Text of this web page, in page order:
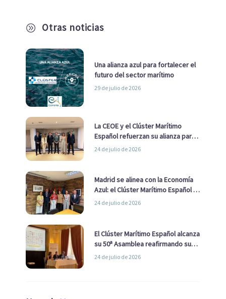
A Otras noticias
Una alianza azul para fortalecer el
futuro del sector marítimo
29 de julio de 2026
La CEOE y el Clúster Marítimo
Español refuerzan su alianza para
impulsar una estrategia Nacional
24 de julio de 2026
Madrid se alinea con la Economía
Azul: el Clúster Marítimo Español y
la Real Liga Naval avanzan alianzas
24 de julio de 2026
El Clúster Marítimo Español alcanza
su 50ª Asamblea reafirmando su
liderazgo en la Economía Azul
24 de julio de 2026